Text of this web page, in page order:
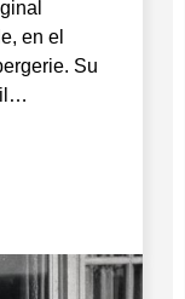
en el
Su